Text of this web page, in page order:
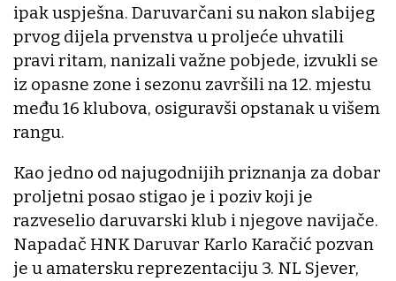
ipak uspješna. Daruvarčani su nakon slabijeg
prvog dijela prvenstva u proljeće uhvatili
pravi ritam, nanizali važne pobjede, izvukli se
iz opasne zone i sezonu završili na 12. mjestu
među 16 klubova, osiguravši opstanak u višem
rangu.
Kao jedno od najugodnijih priznanja za dobar
proljetni posao stigao je i poziv koji je
razveselio daruvarski klub i njegove navijače.
Napadač HNK Daruvar Karlo Karačić pozvan
je u amatersku reprezentaciju 3. NL Sjever,